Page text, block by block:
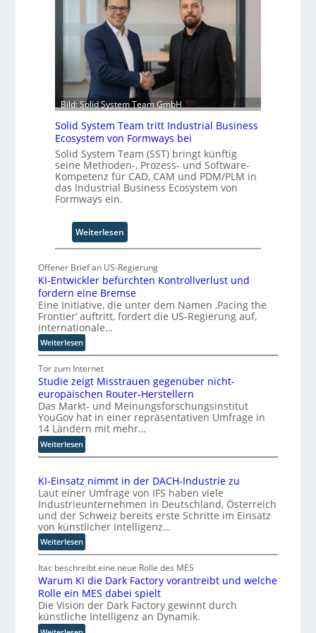
s
i
e
r
u
n
g
a
h
r
e
n
f
ü
r
d
e
n
G
i
g
a
a
c
t
r
y
-
A
b
u
e
r
s
a
l
A
u
t
o
m
t
i
o
O
r
w
ä
c
h
s
t
e
r
Bild: Solid System Team GmbH
Solid System Team tritt Industrial Business
Ecosystem von Formways bei
Solid System Team (SST) bringt künftig
seine Methoden-, Prozess- und Software-
Kompetenz für CAD, CAM und PDM/PLM in
das Industrial Business Ecosystem von
Formways ein.
Weiterlesen:
S
l
i
d
S
t
m
T
e
a
m
r
t
t
I
n
u
s
t
r
i
a
Offener Brief an US-Regierung
KI-Entwickler befürchten Kontrollverlust und
fordern eine Bremse
Eine Initiative, die unter dem Namen ‚Pacing the
Frontier‘ auftritt, fordert die US-Regierung auf,
internationale…
Weiterlesen:
K
I
-
E
n
t
w
i
c
l
e
r
b
e
f
ü
r
c
h
t
e
Tor zum Internet
Studie zeigt Misstrauen gegenüber nicht-
europäischen Router-Herstellern
Das Markt- und Meinungsforschungsinstitut
YouGov hat in einer repräsentativen Umfrage in
14 Ländern mit mehr…
Weiterlesen:
S
u
d
i
e
z
e
i
g
t
M
i
s
KI-Einsatz nimmt in der DACH-Industrie zu
Laut einer Umfrage von IFS haben viele
Industrieunternehmen in Deutschland, Österreich
und der Schweiz bereits erste Schritte im Einsatz
von künstlicher Intelligenz…
Weiterlesen:
K
I
-
E
i
n
s
Itac beschreibt eine neue Rolle des MES
Warum KI die Dark Factory vorantreibt und welche
Rolle ein MES dabei spielt
Die Vision der Dark Factory gewinnt durch
künstliche Intelligenz an Dynamik.